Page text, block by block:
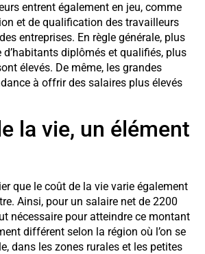
entrent également en jeu, comme
et de qualification des travailleurs
entreprises. En règle générale, plus
d’habitants diplômés et qualifiés, plus
élevés. De même, les grandes
à offrir des salaires plus élevés
la vie, un élément
que le coût de la vie varie également
Ainsi, pour un salaire net de 2200
nécessaire pour atteindre ce montant
différent selon la région où l’on se
dans les zones rurales et les petites